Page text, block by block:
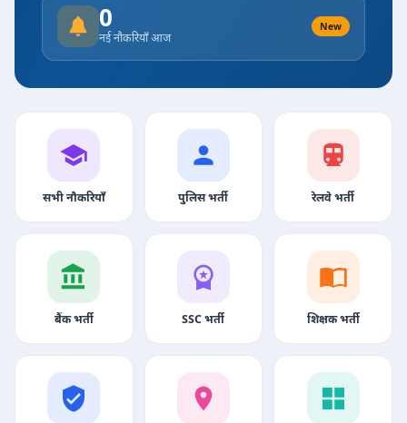
0
नई नौकरियाँ आज
New
सभी नौकरियाँ पुलिस भर्ती रेलवे भर्ती
बैंक भर्ती SSC भर्ती शिक्षक भर्ती